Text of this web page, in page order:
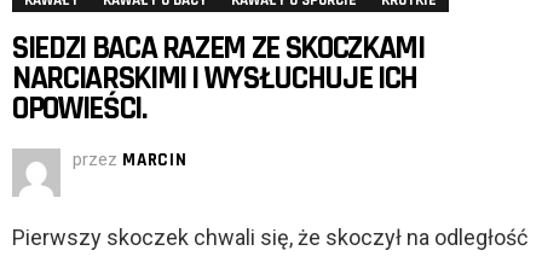
SIEDZI BACA RAZEM ZE SKOCZKAMI
NARCIARSKIMI I WYSŁUCHUJE ICH
OPOWIEŚCI.
przez MARCIN
Pierwszy skoczek chwali się, że skoczył na odległość